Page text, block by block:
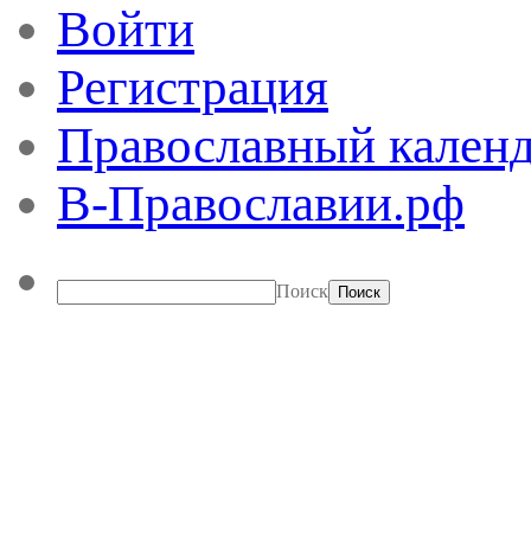
Войти
Регистрация
Православный
В-Православии.рф
Поиск